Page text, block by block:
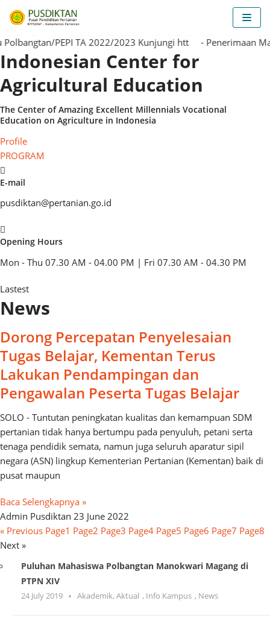
Skip
to
contentPEPI TA 2022/2023 Kunjungi htt - Penerimaan
Indonesian Center for
Agricultural Education
The Center of Amazing Excellent Millennials Vocational
Education on Agriculture in Indonesia
Profile
PROGRAM
E-mail
pusdiktan@pertanian.go.id
Opening Hours
Mon - Thu 07.30 AM - 04.00 PM | Fri 07.30 AM - 04.30 PM
Lastest
News
Dorong Percepatan Penyelesaian
Tugas Belajar, Kementan Terus
Lakukan Pendampingan dan
Pengawalan Peserta Tugas Belajar
SOLO - Tuntutan peningkatan kualitas dan kemampuan SDM
pertanian tidak hanya bertumpu pada penyuluh, petani serta
tenaga pendidik semata, namun juga seluruh aparatur sipil
negara (ASN) lingkup Kementerian Pertanian (Kementan) baik di
pusat maupun
Baca Selengkapnya »
Admin Pusdiktan 23 June 2022
« Previous Page1 Page2 Page3 Page4 Page5 Page6 Page7 Page8
Next »
Puluhan Mahasiswa Polbangtan Manokwari Magang di
PTPN XIV
24 July 2019 Akademik, Aktual , Info Kampus , News